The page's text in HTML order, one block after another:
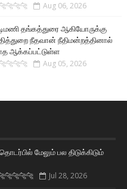
Aug 06, 2026
தங்கத்துரை ஆகியோருக்கு
நீதவான் நீதிமன்றத்தினால்
ஆக்கப்பட்டுள்ள
Aug 05, 2026
மேலும் பல திடுக்கிடும்
Jul 28, 2026